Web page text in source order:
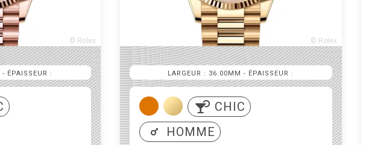
© Rolex
- ÉPAISSEUR :
© Rolex
LARGEUR : 36.00MM- ÉPAISSEUR :
CHIC
HOMME